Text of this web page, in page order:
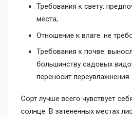
Требования к свету:
места;
Отношение к влаге: не
Требования к почве:
большинству садовых
переносит переувлажнения.
Сорт лучше всего чувствует
солнце. В затененных местах